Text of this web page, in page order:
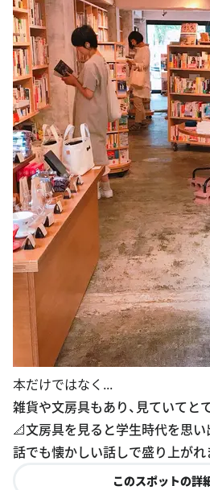
本だけではなく...
雑貨や文房具もあり、見ていて
📐文房具を見ると学生時代を思い
話でも懐かしい話しで盛り上がれ
このスポットの詳